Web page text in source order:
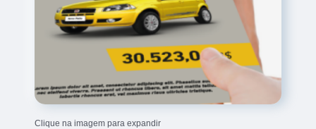
Clique na imagem para expandir